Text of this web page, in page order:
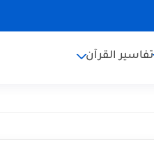
تفاسير القرآن